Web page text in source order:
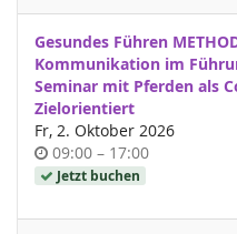
Gesundes Führen
Kommunikation im
Seminar mit Pferden als
Zielorientiert
Fr, 2. Oktober 2026
Uhrzeit
09:00 –bis
17:00
Jetzt buchen